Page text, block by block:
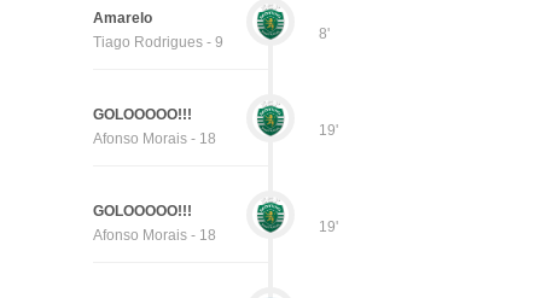
8'
Amarelo
Tiago Rodrigues - 9
19'
GOLOOOOO!!!
Afonso Morais - 18
19'
GOLOOOOO!!!
Afonso Morais - 18